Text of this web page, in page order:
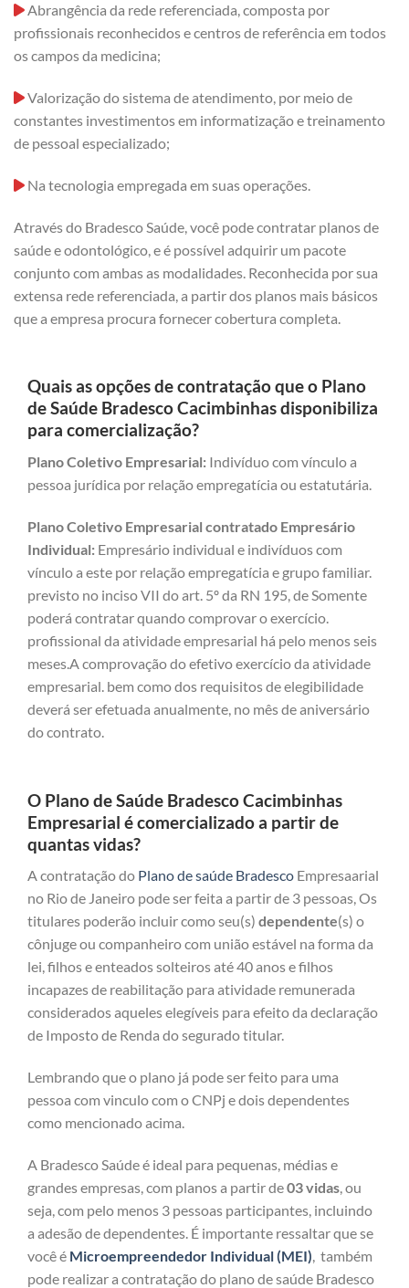
Abrangência da rede referenciada, composta por
profissionais reconhecidos e centros de referência em todos
os campos da medicina;
Valorização do sistema de atendimento, por meio de
constantes investimentos em informatização e treinamento
de pessoal especializado;
Na tecnologia empregada em suas operações.
Através do Bradesco Saúde, você pode contratar planos de
saúde e odontológico, e é possível adquirir um pacote
conjunto com ambas as modalidades. Reconhecida por sua
extensa rede referenciada, a partir dos planos mais básicos
que a empresa procura fornecer cobertura completa.
Quais as opções de contratação que o Plano
de Saúde Bradesco Cacimbinhas disponibiliza
para comercialização?
Plano Coletivo Empresarial: Indivíduo com vínculo a
pessoa jurídica por relação empregatícia ou estatutária.
Plano Coletivo Empresarial contratado Empresário
Individual: Empresário individual e indivíduos com
vínculo a este por relação empregatícia e grupo familiar.
previsto no inciso VII do art. 5º da RN 195, de Somente
poderá contratar quando comprovar o exercício.
profissional da atividade empresarial há pelo menos seis
meses.A comprovação do efetivo exercício da atividade
empresarial. bem como dos requisitos de elegibilidade
deverá ser efetuada anualmente, no mês de aniversário
do contrato.
O Plano de Saúde Bradesco Cacimbinhas
Empresarial é comercializado a partir de
quantas vidas?
A contratação do Plano de saúde Bradesco Empresaarial
no Rio de Janeiro pode ser feita a partir de 3 pessoas, Os
titulares poderão incluir como seu(s) dependente(s) o
cônjuge ou companheiro com união estável na forma da
lei, filhos e enteados solteiros até 40 anos e filhos
incapazes de reabilitação para atividade remunerada
considerados aqueles elegíveis para efeito da declaração
de Imposto de Renda do segurado titular.
Lembrando que o plano já pode ser feito para uma
pessoa com vinculo com o CNPj e dois dependentes
como mencionado acima.
A Bradesco Saúde é ideal para pequenas, médias e
grandes empresas, com planos a partir de03 vidas, ou
seja, com pelo menos 3 pessoas participantes, incluindo
a adesão de dependentes. É importante ressaltar que se
você é Microempreendedor Individual (MEI), também
pode realizar a contratação do plano de saúde Bradesco